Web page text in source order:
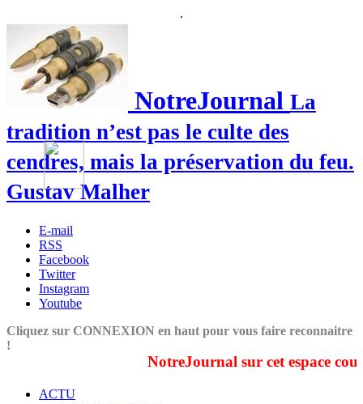
.
NotreJournal La
tradition n’est pas le culte des
cendres, mais la préservation du feu.
Gustav Malher
E-mail
RSS
Facebook
Twitter
Instagram
Youtube
Cliquez sur CONNEXION en haut pour vous faire reconnaitre
!
NotreJournal sur cet espace
ACTU